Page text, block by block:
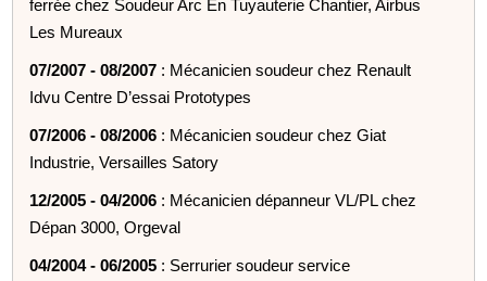
ferrée chez Soudeur Arc En Tuyauterie Chantier, Airbus
Les Mureaux
07/2007 - 08/2007 : Mécanicien soudeur chez Renault
Idvu Centre D’essai Prototypes
07/2006 - 08/2006 : Mécanicien soudeur chez Giat
Industrie, Versailles Satory
12/2005 - 04/2006 : Mécanicien dépanneur VL/PL chez
Dépan 3000, Orgeval
04/2004 - 06/2005 : Serrurier soudeur service